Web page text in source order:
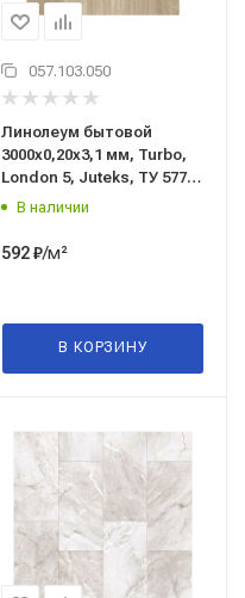
057.103.050
Линолеум бытовой
3000x0,20x3,1 мм, Turbo,
London 5, Juteks, ТУ 5771-
007-97450201-2015
В наличии
592₽/м²
В КОРЗИНУ